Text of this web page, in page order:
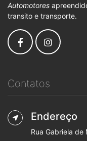
Automotores
transito e transporte.
Contatos
Endereço
Rua Gabriela de